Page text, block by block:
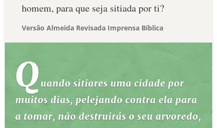
homem, para que seja sitiada por ti?
Versão Almeida Revisada Imprensa Bíblica